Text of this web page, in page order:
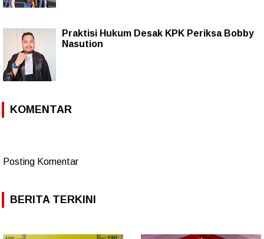
Praktisi Hukum Desak KPK Periksa Bobby
Nasution
KOMENTAR
Posting Komentar
BERITA TERKINI